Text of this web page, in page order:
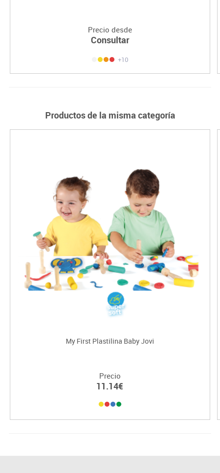
Precio desde
Consultar
+10
Productos de la misma categoría
My First Plastilina Baby Jovi
Precio
11.14€